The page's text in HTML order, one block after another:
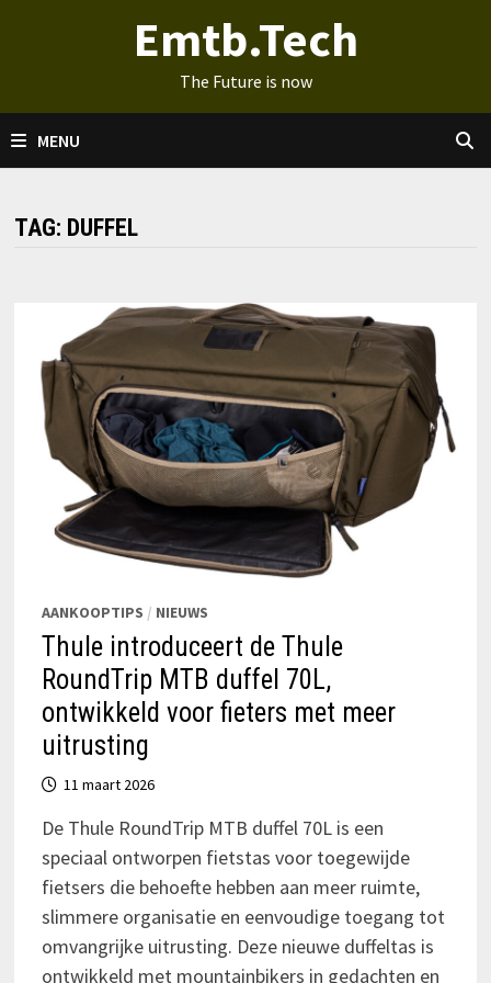
Emtb.Tech
The Future is now
MENU
TAG: DUFFEL
AANKOOPTIPS / NIEUWS
Thule introduceert de Thule
RoundTrip MTB duffel 70L,
ontwikkeld voor fieters met meer
uitrusting
11 maart 2026
De Thule RoundTrip MTB duffel 70L is een
speciaal ontworpen fietstas voor toegewijde
fietsers die behoefte hebben aan meer ruimte,
slimmere organisatie en eenvoudige toegang tot
omvangrijke uitrusting. Deze nieuwe duffeltas is
ontwikkeld met mountainbikers in gedachten en